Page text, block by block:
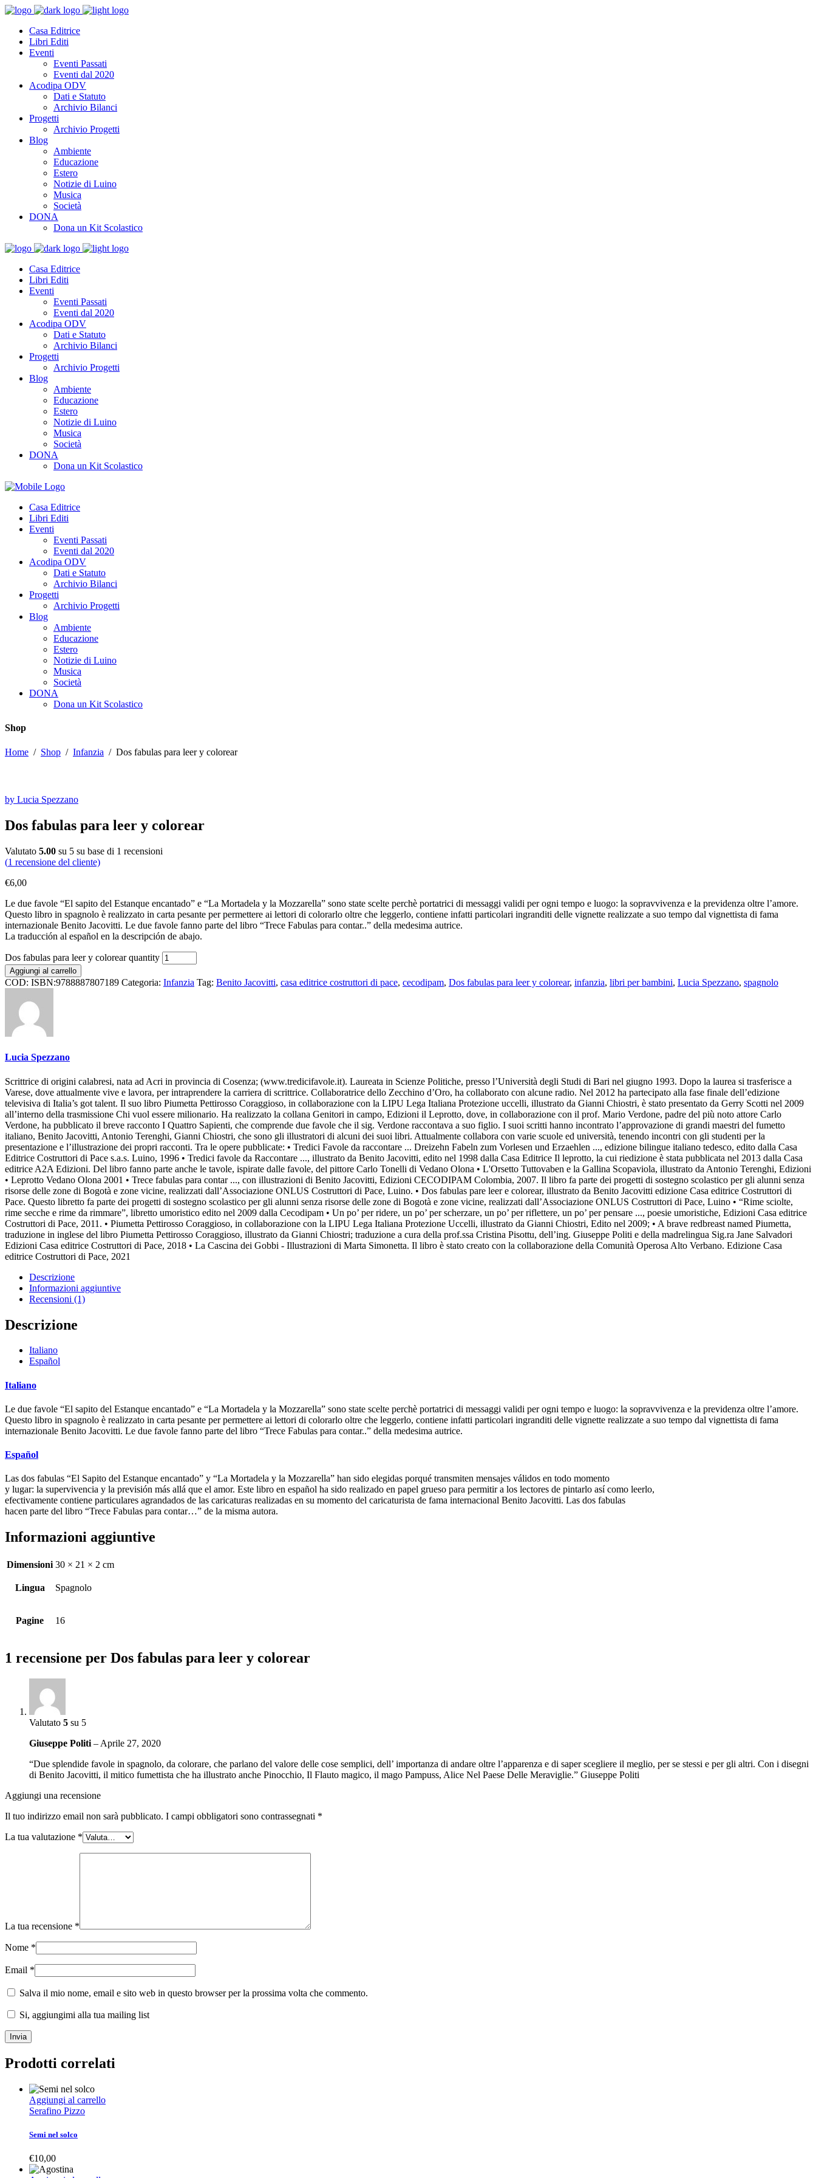
Casa Editrice
Libri Editi
Eventi
Eventi Passati
Eventi dal 2020
Acodipa ODV
Dati e Statuto
Archivio Bilanci
Progetti
Archivio Progetti
Blog
Ambiente
Educazione
Estero
Notizie di Luino
Musica
Società
DONA
Dona un Kit Scolastico
Casa Editrice
Libri Editi
Eventi
Eventi Passati
Eventi dal 2020
Acodipa ODV
Dati e Statuto
Archivio Bilanci
Progetti
Archivio Progetti
Blog
Ambiente
Educazione
Estero
Notizie di Luino
Musica
Società
DONA
Dona un Kit Scolastico
Casa Editrice
Libri Editi
Eventi
Eventi Passati
Eventi dal 2020
Acodipa ODV
Dati e Statuto
Archivio Bilanci
Progetti
Archivio Progetti
Blog
Ambiente
Educazione
Estero
Notizie di Luino
Musica
Società
DONA
Dona un Kit Scolastico
Shop
Home / Shop / Infanzia / Dos fabulas para leer y colorear
by Lucia Spezzano
Dos fabulas para leer y colorear
Valutato 5.00 su 5 su base di 1 recensioni
(1 recensione del cliente)
€6,00
Le due favole “El sapito del Estanque encantado” e “La Mortadela y la Mozzarella” sono state scelte perchè portatrici di messaggi validi per ogni tempo e luogo: la sopravvivenza e la previdenza oltre l’amore.
Questo libro in spagnolo è realizzato in carta pesante per permettere ai lettori di colorarlo oltre che leggerlo, contiene infatti particolari ingranditi delle vignette realizzate a suo tempo dal vignettista di fama
internazionale Benito Jacovitti. Le due favole fanno parte del libro “Trece Fabulas para contar..” della medesima autrice.
La traducción al español en la descripción de abajo.
Dos fabulas para leer y colorear quantity
Aggiungi al carrello
COD: ISBN:9788887807189 Categoria: Infanzia Tag: Benito Jacovitti, casa editrice costruttori di pace, cecodipam, Dos fabulas para leer y colorear, infanzia, libri per bambini, Lucia Spezzano, spagnolo
Lucia Spezzano
Scrittrice di origini calabresi, nata ad Acri in provincia di Cosenza; (www.tredicifavole.it). Laureata in Scienze Politiche, presso l’Università degli Studi di Bari nel giugno 1993. Dopo la laurea si trasferisce a
Varese, dove attualmente vive e lavora, per intraprendere la carriera di scrittrice. Collaboratrice dello Zecchino d’Oro, ha collaborato con alcune radio. Nel 2012 ha partecipato alla fase finale dell’edizione
televisiva di Italia’s got talent. Il suo libro Piumetta Pettirosso Coraggioso, in collaborazione con la LIPU Lega Italiana Protezione uccelli, illustrato da Gianni Chiostri, è stato presentato da Gerry Scotti nel 2009
all’interno della trasmissione Chi vuol essere milionario. Ha realizzato la collana Genitori in campo, Edizioni il Leprotto, dove, in collaborazione con il prof. Mario Verdone, padre del più noto attore Carlo
Verdone, ha pubblicato il breve racconto I Quattro Sapienti, che comprende due favole che il sig. Verdone raccontava a suo figlio. I suoi scritti hanno incontrato l’approvazione di grandi maestri del fumetto
italiano, Benito Jacovitti, Antonio Terenghi, Gianni Chiostri, che sono gli illustratori di alcuni dei suoi libri. Attualmente collabora con varie scuole ed università, tenendo incontri con gli studenti per la
presentazione e l’illustrazione dei propri racconti. Tra le opere pubblicate: • Tredici Favole da raccontare ... Dreizehn Fabeln zum Vorlesen und Erzaehlen ..., edizione bilingue italiano tedesco, edito dalla Casa
Editrice Costruttori di Pace s.a.s. Luino, 1996 • Tredici favole da Raccontare ..., illustrato da Benito Jacovitti, edito nel 1998 dalla Casa Editrice Il leprotto, la cui riedizione è stata pubblicata nel 2013 dalla Casa
editrice A2A Edizioni. Del libro fanno parte anche le tavole, ispirate dalle favole, del pittore Carlo Tonelli di Vedano Olona • L'Orsetto Tuttovaben e la Gallina Scopaviola, illustrato da Antonio Terenghi, Edizioni
• Leprotto Vedano Olona 2001 • Trece fabulas para contar ..., con illustrazioni di Benito Jacovitti, Edizioni CECODIPAM Colombia, 2007. Il libro fa parte dei progetti di sostegno scolastico per gli alunni senza
risorse delle zone di Bogotà e zone vicine, realizzati dall’Associazione ONLUS Costruttori di Pace, Luino. • Dos fabulas pare leer e colorear, illustrato da Benito Jacovitti edizione Casa editrice Costruttori di
Pace. Questo libretto fa parte dei progetti di sostegno scolastico per gli alunni senza risorse delle zone di Bogotà e zone vicine, realizzati dall’Associazione ONLUS Costruttori di Pace, Luino • “Rime sciolte,
rime secche e rime da rimmare”, libretto umoristico edito nel 2009 dalla Cecodipam • Un po’ per ridere, un po’ per scherzare, un po’ per riflettere, un po’ per pensare ..., poesie umoristiche, Edizioni Casa editrice
Costruttori di Pace, 2011. • Piumetta Pettirosso Coraggioso, in collaborazione con la LIPU Lega Italiana Protezione Uccelli, illustrato da Gianni Chiostri, Edito nel 2009; • A brave redbreast named Piumetta,
traduzione in inglese del libro Piumetta Pettirosso Coraggioso, illustrato da Gianni Chiostri; traduzione a cura della prof.ssa Cristina Pisottu, dell’ing. Giuseppe Politi e della madrelingua Sig.ra Jane Salvadori
Edizioni Casa editrice Costruttori di Pace, 2018 • La Cascina dei Gobbi - Illustrazioni di Marta Simonetta. Il libro è stato creato con la collaborazione della Comunità Operosa Alto Verbano. Edizione Casa
editrice Costruttori di Pace, 2021
Descrizione
Informazioni aggiuntive
Recensioni (1)
Descrizione
Italiano
Español
Italiano
Le due favole “El sapito del Estanque encantado” e “La Mortadela y la Mozzarella” sono state scelte perchè portatrici di messaggi validi per ogni tempo e luogo: la sopravvivenza e la previdenza oltre l’amore.
Questo libro in spagnolo è realizzato in carta pesante per permettere ai lettori di colorarlo oltre che leggerlo, contiene infatti particolari ingranditi delle vignette realizzate a suo tempo dal vignettista di fama
internazionale Benito Jacovitti. Le due favole fanno parte del libro “Trece Fabulas para contar..” della medesima autrice.
Español
Las dos fabulas “El Sapito del Estanque encantado” y “La Mortadela y la Mozzarella” han sido elegidas porqué transmiten mensajes válidos en todo momento
y lugar: la supervivencia y la previsión más allá que el amor. Este libro en español ha sido realizado en papel grueso para permitir a los lectores de pintarlo así como leerlo,
efectivamente contiene particulares agrandados de las caricaturas realizadas en su momento del caricaturista de fama internacional Benito Jacovitti. Las dos fabulas
hacen parte del libro “Trece Fabulas para contar…” de la misma autora.
Informazioni aggiuntive
Dimensioni 30 × 21 × 2 cm
Lingua Spagnolo
Pagine 16
1 recensione per Dos fabulas para leer y colorear
Valutato 5 su 5
Giuseppe Politi – Aprile 27, 2020
“Due splendide favole in spagnolo, da colorare, che parlano del valore delle cose semplici, dell’ importanza di andare oltre l’apparenza e di saper scegliere il meglio, per se stessi e per gli altri. Con i disegni
di Benito Jacovitti, il mitico fumettista che ha illustrato anche Pinocchio, Il Flauto magico, il mago Pampuss, Alice Nel Paese Delle Meraviglie.” Giuseppe Politi
Aggiungi una recensione
Il tuo indirizzo email non sarà pubblicato. I campi obbligatori sono contrassegnati *
La tua valutazione *
La tua recensione *
Nome *
Email *
Salva il mio nome, email e sito web in questo browser per la prossima volta che commento.
Si, aggiungimi alla tua mailing list
Prodotti correlati
Aggiungi al carrello
Serafino Pizzo
Semi nel solco
€10,00